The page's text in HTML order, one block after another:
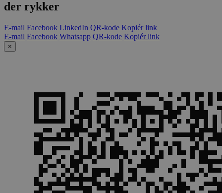
der rykker
E-mail Facebook LinkedIn QR-kode Kopiér link
E-mail Facebook Whatsapp QR-kode Kopiér link
×